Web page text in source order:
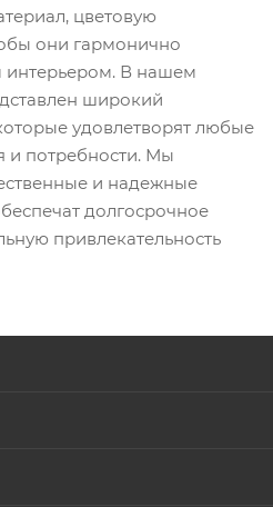
цветовую
они гармонично
интерьером. В нашем
широкий
удовлетворят любые
и потребности. Мы
и надежные
долгосрочное
привлекательность